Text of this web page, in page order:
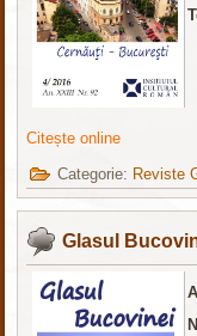
Citește online
Categorie: Reviste
Glasul